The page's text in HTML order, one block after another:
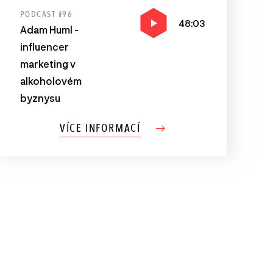
PODCAST #96
Adam Huml -
influencer
marketing v
alkoholovém
byznysu
48:03
VÍCE INFORMACÍ